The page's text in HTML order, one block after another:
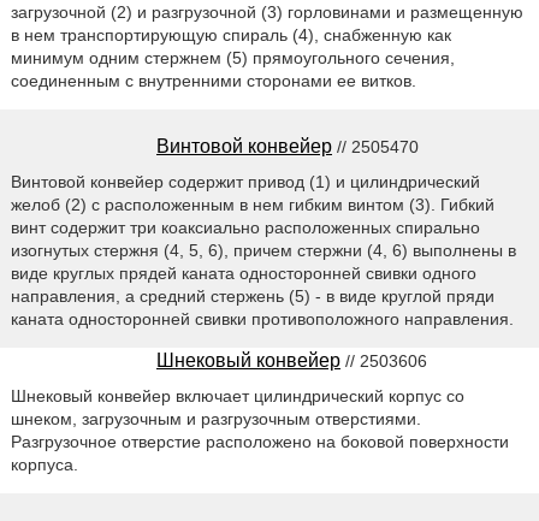
загрузочной (2) и разгрузочной (3) горловинами и размещенную
в нем транспортирующую спираль (4), снабженную как
минимум одним стержнем (5) прямоугольного сечения,
соединенным с внутренними сторонами ее витков.
Винтовой конвейер // 2505470
Винтовой конвейер содержит привод (1) и цилиндрический
желоб (2) с расположенным в нем гибким винтом (3). Гибкий
винт содержит три коаксиально расположенных спирально
изогнутых стержня (4, 5, 6), причем стержни (4, 6) выполнены в
виде круглых прядей каната односторонней свивки одного
направления, а средний стержень (5) - в виде круглой пряди
каната односторонней свивки противоположного направления.
Шнековый конвейер // 2503606
Шнековый конвейер включает цилиндрический корпус со
шнеком, загрузочным и разгрузочным отверстиями.
Разгрузочное отверстие расположено на боковой поверхности
корпуса.